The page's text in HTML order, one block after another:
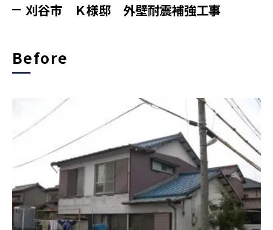
刈谷市 Ｋ様邸 外壁耐震補強工事
Before